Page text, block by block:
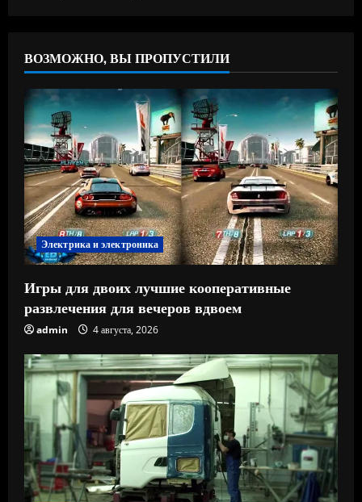
ВОЗМОЖНО, ВЫ ПРОПУСТИЛИ
Электрика и электроника
Игры для двоих лучшие кооперативные
развлечения для вечеров вдвоем
admin 4 августа, 2026